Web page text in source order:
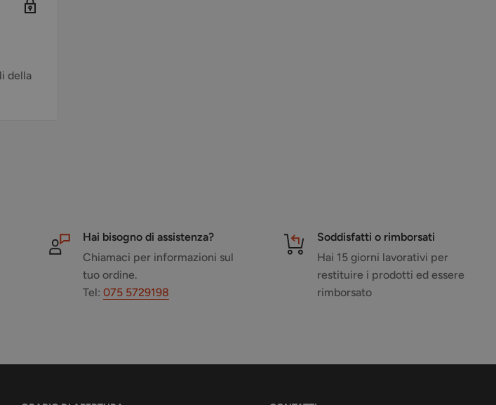
della
Hai bisogno di assistenza?
Chiamaci per informazioni sul
tuo ordine.
Tel: 075 5729198
Soddisfatti o rimborsati
Hai 15 giorni lavorativi per
restituire i prodotti ed essere
rimborsato